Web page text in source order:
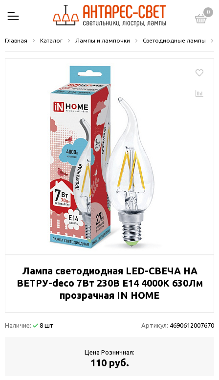
0
Главная Каталог Лампы и лампочки Светодиодные лампы
Лампа светодиодная LED-СВЕЧА НА
ВЕТРУ-deco 7Вт 230В Е14 4000К 630Лм
прозрачная IN HOME
Наличие: 8 шт Артикул: 4690612007670
Цена Розничная:
110 руб.